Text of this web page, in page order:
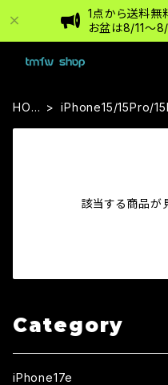
1点から送料
お盆は8/11〜8/
HOM
iPhone15/15Pro/
該当する商品が
Category
iPhone17e